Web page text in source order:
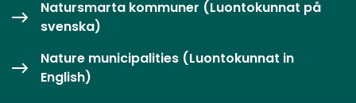
Natursmarta kommuner (Luontokunnat på
svenska)
Nature municipalities (Luontokunnat in
English)